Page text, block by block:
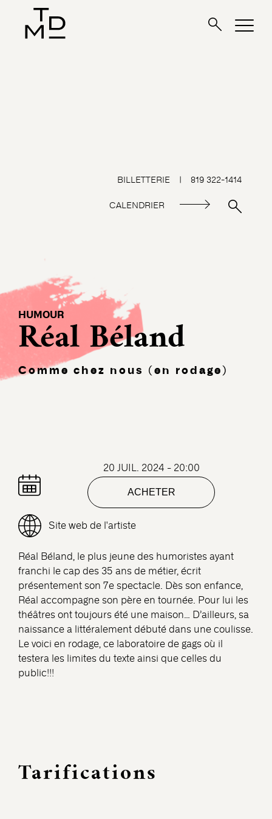
BILLETTERIE | 819 322-1414
CALENDRIER
HUMOUR
Réal Béland
Comme chez nous (en rodage)
20 JUIL. 2024 - 20:00
ACHETER
Site web de l'artiste
Réal Béland, le plus jeune des humoristes ayant
franchi le cap des 35 ans de métier, écrit
présentement son 7e spectacle. Dès son enfance,
Réal accompagne son père en tournée. Pour lui les
théâtres ont toujours été une maison… D’ailleurs, sa
naissance a littéralement débuté dans une coulisse.
Le voici en rodage, ce laboratoire de gags où il
testera les limites du texte ainsi que celles du
public!!!
Tarifications